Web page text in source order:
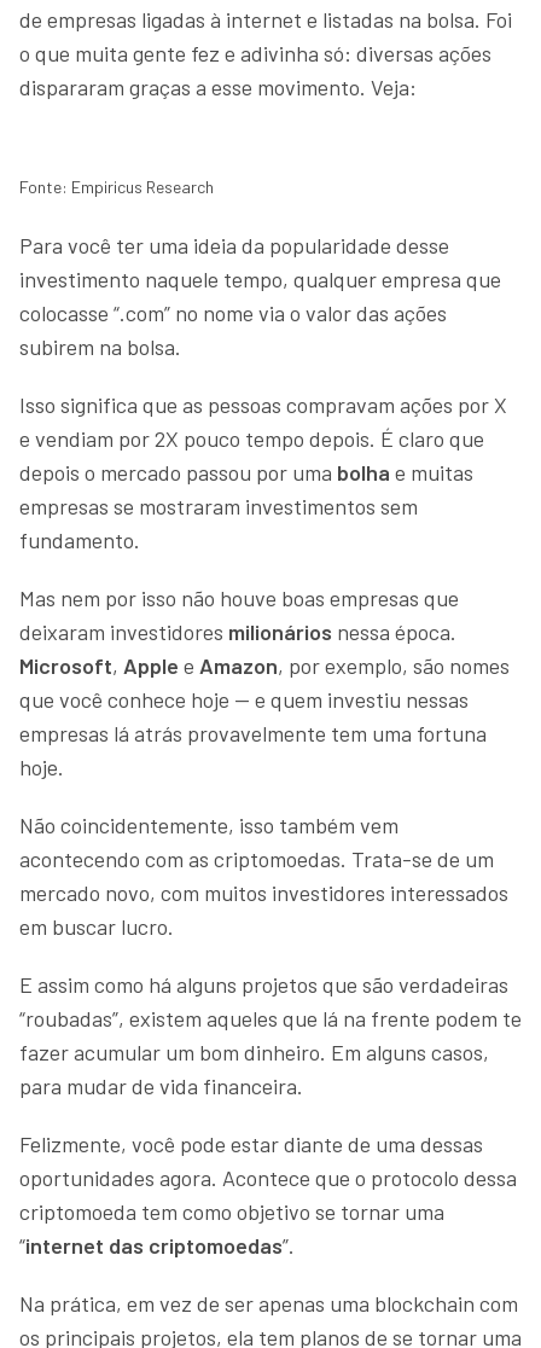
de empresas ligadas à internet e listadas na bolsa. Foi
o que muita gente fez e adivinha só: diversas ações
dispararam graças a esse movimento. Veja:
Fonte: Empiricus Research
Para você ter uma ideia da popularidade desse
investimento naquele tempo, qualquer empresa que
colocasse “.com” no nome via o valor das ações
subirem na bolsa.
Isso significa que as pessoas compravam ações por X
e vendiam por 2X pouco tempo depois. É claro que
depois o mercado passou por uma bolha e muitas
empresas se mostraram investimentos sem
fundamento.
Mas nem por isso não houve boas empresas que
deixaram investidores milionários nessa época.
Microsoft, Apple e Amazon, por exemplo, são nomes
que você conhece hoje — e quem investiu nessas
empresas lá atrás provavelmente tem uma fortuna
hoje.
Não coincidentemente, isso também vem
acontecendo com as criptomoedas. Trata-se de um
mercado novo, com muitos investidores interessados
em buscar lucro.
E assim como há alguns projetos que são verdadeiras
“roubadas”, existem aqueles que lá na frente podem te
fazer acumular um bom dinheiro. Em alguns casos,
para mudar de vida financeira.
Felizmente, você pode estar diante de uma dessas
oportunidades agora. Acontece que o protocolo dessa
criptomoeda tem como objetivo se tornar uma
“internet das criptomoedas”.
Na prática, em vez de ser apenas uma blockchain com
os principais projetos, ela tem planos de se tornar uma